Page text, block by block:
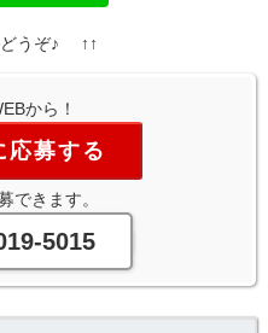
うぞ♪ ↑↑
から！
応募する
できます。
5015